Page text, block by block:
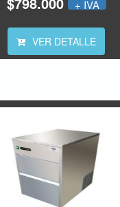
+ IVA
VER DETALLE